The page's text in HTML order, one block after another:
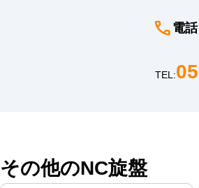
電
TEL:
その他のNC旋盤